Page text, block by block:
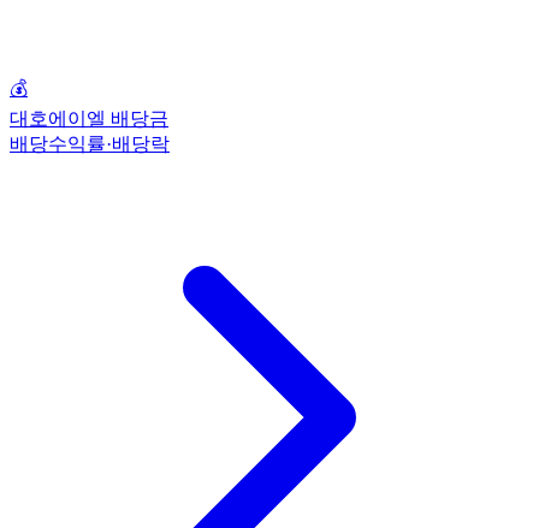
💰
대호에이엘 배당금
배당수익률·배당락